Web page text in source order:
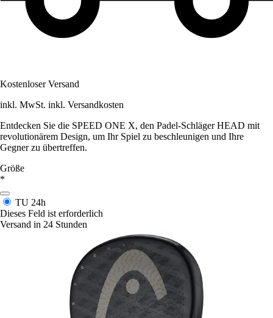
Kostenloser Versand
inkl. MwSt. inkl. Versandkosten
Entdecken Sie die SPEED ONE X, den Padel-Schläger HEAD mit
revolutionärem Design, um Ihr Spiel zu beschleunigen und Ihre
Gegner zu übertreffen.
Größe
*
TU 24h
Dieses Feld ist erforderlich
Versand in 24 Stunden